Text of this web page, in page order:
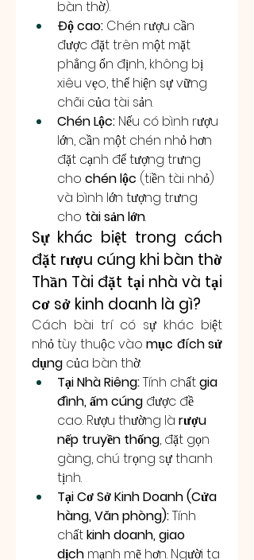
bàn thờ).
Độ cao: Chén rượu cần
được đặt trên một mặt
phẳng ổn định, không bị
xiêu vẹo, thể hiện sự vững
chãi của tài sản.
Chén Lộc: Nếu có bình rượu
lớn, cần một chén nhỏ hơn
đặt cạnh để tượng trưng
cho chén lộc (tiền tài nhỏ)
và bình lớn tượng trưng
cho tài sản lớn.
Sự khác biệt trong cách
đặt rượu cúng khi bàn thờ
Thần Tài đặt tại nhà và tại
cơ sở kinh doanh là gì?
Cách bài trí có sự khác biệt
nhỏ tùy thuộc vào mục đích sử
dụng của bàn thờ:
Tại Nhà Riêng: Tính chất gia
đình, ấm cúng được đề
cao. Rượu thường là rượu
nếp truyền thống, đặt gọn
gàng, chú trọng sự thanh
tịnh.
Tại Cơ Sở Kinh Doanh (Cửa
hàng, Văn phòng): Tính
chất kinh doanh, giao
dịch mạnh mẽ hơn. Người ta